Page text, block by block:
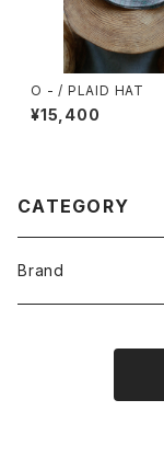
O - / PLAID HAT
¥15,400
CATEGORY
Brand